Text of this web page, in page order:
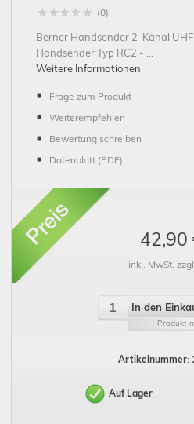
(0)
Berner Handsender 2-Kanal
Handsender Typ RC2 - ...
Weitere Informationen
Frage zum Produkt
Weiterempfehlen
Bewertung schreiben
Datenblatt (PDF)
42,90
inkl. MwSt.
In den
Produkt
Artikelnummer:
Auf Lager